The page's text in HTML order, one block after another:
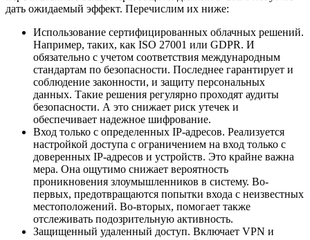
дать ожидаемый эффект. Перечислим их ниже:
Использование сертифицированных облачных решений.
Например, таких, как ISO 27001 или GDPR. И
обязательно с учетом соответствия международным
стандартам по безопасности. Последнее гарантирует и
соблюдение законности, и защиту персональных
данных. Такие решения регулярно проходят аудиты
безопасности. А это снижает риск утечек и
обеспечивает надежное шифрование.
Вход только с определенных IP-адресов. Реализуется
настройкой доступа с ограничением на вход только с
доверенных IP-адресов и устройств. Это крайне важна
мера. Она ощутимо снижает вероятность
проникновения злоумышленников в систему. Во-
первых, предотвращаются попытки входа с неизвестных
местоположений. Во-вторых, помогает также
отслеживать подозрительную активность.
Защищенный удаленный доступ. Включает VPN и